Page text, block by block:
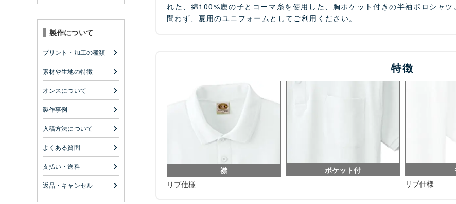
製作について
プリント・加工の種類
素材や生地の特徴
オンスについて
製作事例
入稿方法について
よくある質問
支払い・送料
返品・キャンセル
れた、綿100%鹿の子とコーマ糸を使用した、胸ポケット付きの半袖ポロシャ
問わず、夏用のユニフォームとしてご利用ください。
特徴
襟
リブ仕様
ポケット付
リブ仕様